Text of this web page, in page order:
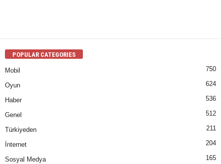
POPULAR CATEGORIES
Mobil 750
Oyun 624
Haber 536
Genel 512
Türkiyeden 211
İnternet 204
Sosyal Medya 165